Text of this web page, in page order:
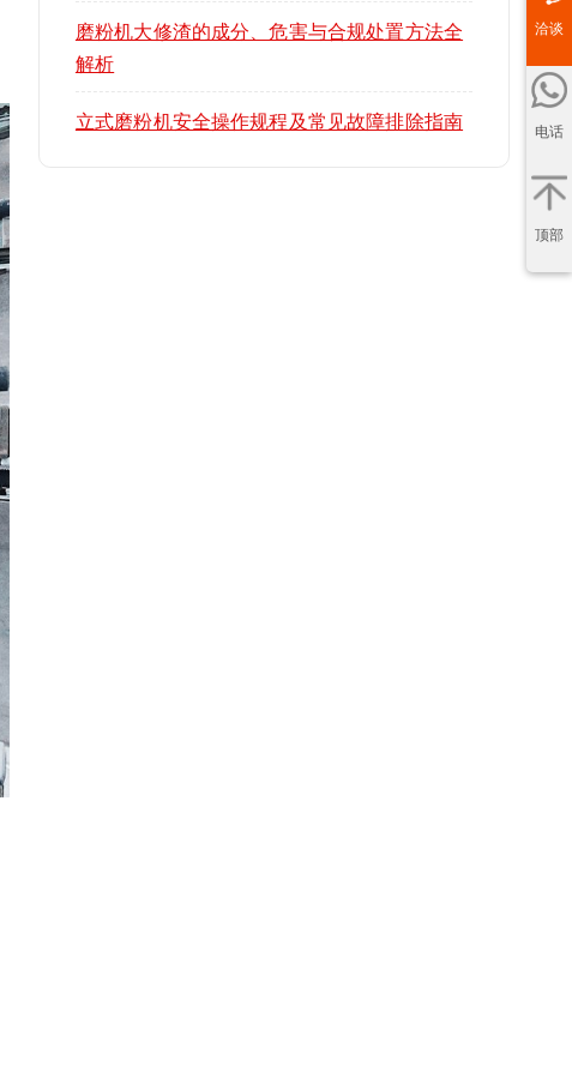
磨粉机大修渣的成分、危害与合规处置方法全
解析
立式磨粉机安全操作规程及常见故障排除指南
洽谈
电话
顶部